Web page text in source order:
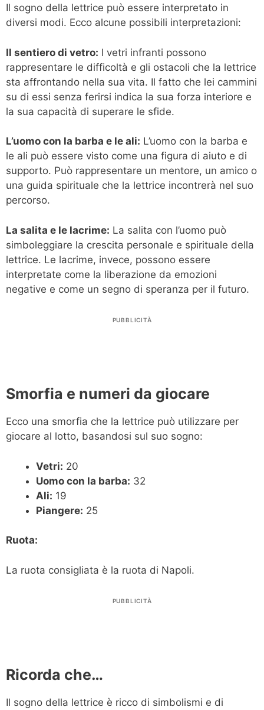
Il sogno della lettrice può essere interpretato in
diversi modi. Ecco alcune possibili interpretazioni:
Il sentiero di vetro: I vetri infranti possono
rappresentare le difficoltà e gli ostacoli che la lettrice
sta affrontando nella sua vita. Il fatto che lei cammini
su di essi senza ferirsi indica la sua forza interiore e
la sua capacità di superare le sfide.
L’uomo con la barba e le ali: L’uomo con la barba e
le ali può essere visto come una figura di aiuto e di
supporto. Può rappresentare un mentore, un amico o
una guida spirituale che la lettrice incontrerà nel suo
percorso.
La salita e le lacrime: La salita con l’uomo può
simboleggiare la crescita personale e spirituale della
lettrice. Le lacrime, invece, possono essere
interpretate come la liberazione da emozioni
negative e come un segno di speranza per il futuro.
PUBBLICITÀ
Smorfia e numeri da giocare
Ecco una smorfia che la lettrice può utilizzare per
giocare al lotto, basandosi sul suo sogno:
Vetri: 20
Uomo con la barba: 32
Ali: 19
Piangere: 25
Ruota:
La ruota consigliata è la ruota di Napoli.
PUBBLICITÀ
Ricorda che…
Il sogno della lettrice è ricco di simbolismi e di